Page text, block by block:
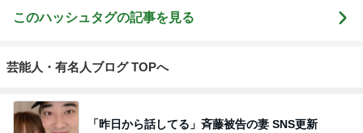
このハッシュタグの記事を見る
芸能人・有名人ブログ TOPへ
「昨日から話してる」斉藤被告の妻 SNS更新